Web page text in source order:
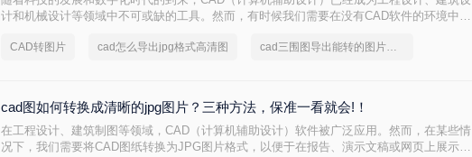
计和机械设计等领域中不可或缺的工具。然而，有时候我们需要在没有CAD软件的环境中展
详细介绍Ccad怎么导出jpg格式高清图的方法。
CAD转图片 cad怎么导出jpg格式高清图 cad三围图导出能转的图片格式
cad图如何转换成清晰的jpg图片？三种方法，保准一看就会!！
在工程设计、建筑制图等领域，CAD（计算机辅助设计）软件被广泛应用。然而，在某些情
况下，我们需要将CAD图纸转换为JPG图片格式，以便于在报告、演示文稿或网页上展示。